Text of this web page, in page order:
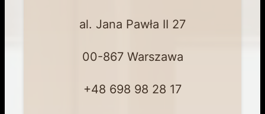
al. Jana Pawła II 27
00-867 Warszawa
+48 698 98 28 17